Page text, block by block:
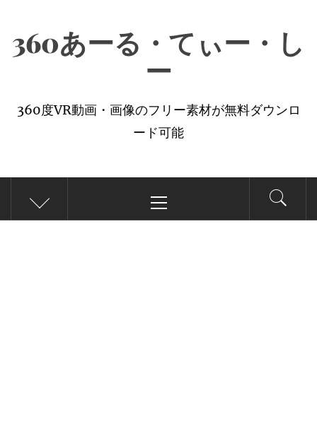
360あーる・てぃー・し
ー
360度VR動画・画像のフリー素材が無料ダウンロ
ード可能
イ
ン